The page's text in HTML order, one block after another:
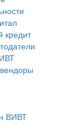
кредит
ВИВТ